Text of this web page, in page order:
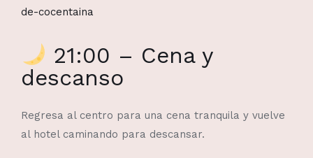
de-cocentaina
21:00 – Cena y
descanso
Regresa al centro para una cena tranquila y vuelve
al hotel caminando para descansar.